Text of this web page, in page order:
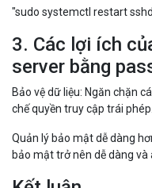
dụng:
Với Ubuntu/Debian:
"sudo systemctl restart ssh"
Với CentOS:
"sudo systemctl restart sshd"